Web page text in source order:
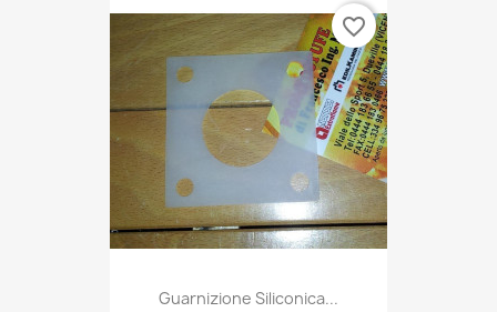
Guarnizione Siliconica...
favorite_border